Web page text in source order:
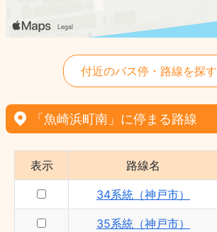
付近のバス停・路線を探す
「魚崎浜町南」に停まる路線
表示 路線名
34系統（神戸市）
35系統（神戸市）